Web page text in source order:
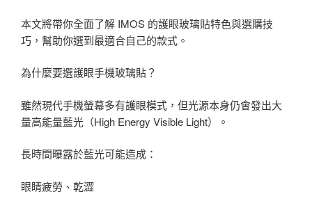
本文將帶你全面了解 IMOS 的護眼玻璃貼特色與選購技
巧，幫助你選到最適合自己的款式。
為什麼要選護眼手機玻璃貼？
雖然現代手機螢幕多有護眼模式，但光源本身仍會發出大
量高能量藍光（High Energy Visible Light）。
長時間曝露於藍光可能造成：
眼睛疲勞、乾澀